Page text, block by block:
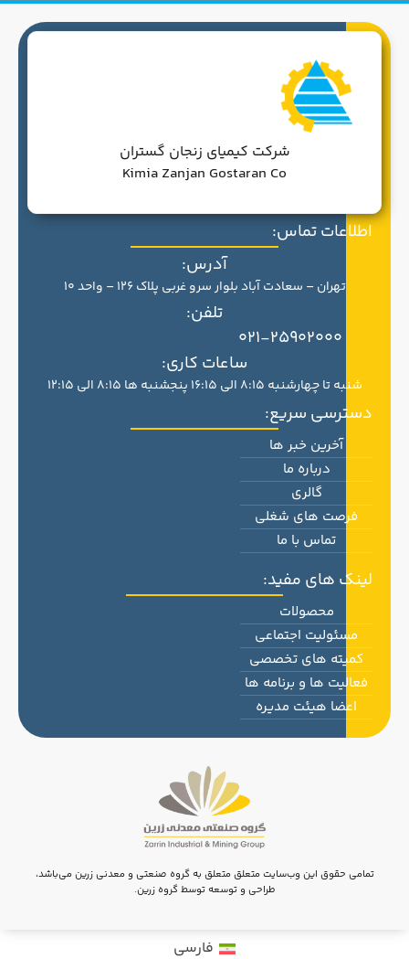
اطلاعات تماس:
آدرس:
تهران – سعادت آباد بلوار سرو غربی پلاک 126 – واحد 10
تلفن:
021-25902000
ساعات کاری:
شنبه تا چهارشنبه 8:15 الی 16:15 پنجشنبه ها 8:15 الی 12:15
دسترسی سریع:
آخرین خبر ها
درباره ما
گالری
فرصت های شغلی
تماس با ما
لینک های مفید:
محصولات
مسئولیت اجتماعی
کمیته های تخصصی
فعالیت ها و برنامه ها
اعضا هیئت مدیره
شرکت کیمیای زنجان گستران
Kimia Zanjan Gostaran Co
تمامی حقوق این وب‌سایت متعلق متعلق به گروه صنعتی و معدنی زرین می‌باشد،
طراحی و توسعه توسط گروه زرین.
فارسی